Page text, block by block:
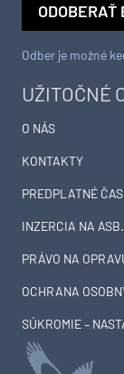
UŽITOČNÉ
O NÁS
KONTAKTY
PREDPLATNÉ
INZERCIA NA
PRÁVO NA
OCHRANA
SÚKROMIE –
Odber je možné